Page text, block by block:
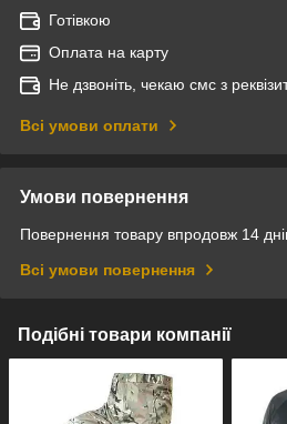
Готівкою
Оплата на карту
Не дзвоніть, чекаю смс з
Всі умови оплати
Умови повернення
Повернення товару впродовж 14
Всі умови повернення
Подібні товари компанії